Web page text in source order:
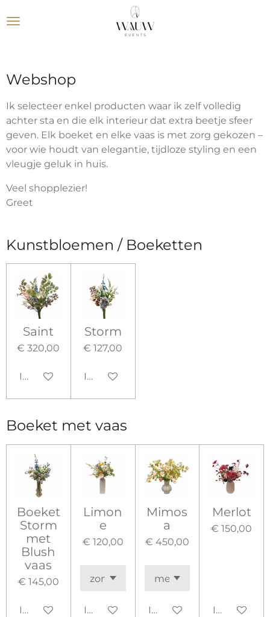
direct
Webshop
Ik selecteer enkel producten waar ik zelf volledig
achter sta en die elk interieur dat extra beetje sfeer
geven. Elk boeket en elke vaas is met zorg gekozen –
voor wie houdt van elegantie, tijdloze styling en een
vleugje geluk in huis.
Veel shopplezier!
Greet
Kunstbloemen / Boeketten
Saint
€ 320,00
In winkelwagen
Storm
€ 127,00
In winkelwagen
Boeket met vaas
Boeket
Storm
met
Blush
vaas
€ 145,00
In winkelwagen
Limon
e
€ 120,00
In winkelwagen
Mimos
a
€ 450,00
In winkelwagen
Merlot
€ 150,00
In